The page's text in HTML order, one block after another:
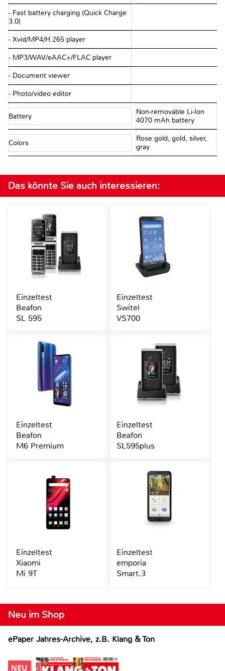
- Fast battery charging (Quick Charge
3.0)
- Xvid/MP4/H.265 player
- MP3/WAV/eAAC+/FLAC player
- Document viewer
- Photo/video editor
Battery
Non-removable Li-Ion
4070 mAh battery
Colors
Rose gold, gold, silver,
gray
Neu im Shop
ePaper Jahres-Archive, z.B. Klang & Ton
Das könnte Sie auch interessieren:
Einzeltest
Beafon
SL 595
Einzeltest
Switel
VS700
Einzeltest
Beafon
M6 Premium
Einzeltest
Beafon
SL595plus
Einzeltest
Xiaomi
Mi 9T
Einzeltest
emporia
Smart.3